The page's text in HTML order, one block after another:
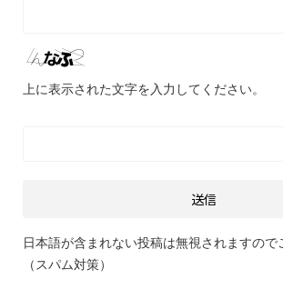
上に表示された文字を入力してください。
日本語が含まれない投稿は無視されますので
（スパム対策）